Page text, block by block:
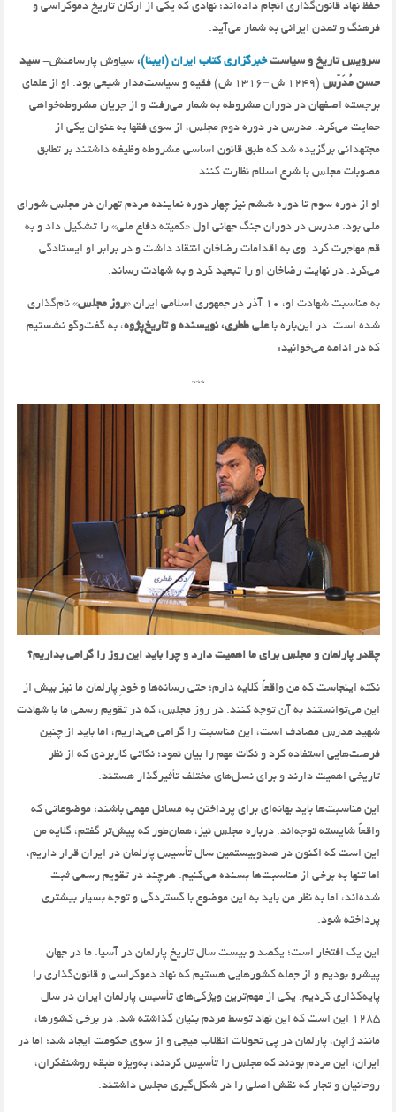
حفظ نهاد قانون‌گذاری انجام داده‌اند؛ نهادی که یکی از ارکان تاریخ دموکراسی و
فرهنگ و تمدن ایرانی به شمار می‌آید.
سرویس تاریخ و سیاست خبرگزاری کتاب ایران (ایبنا)، سیاوش پارسامنش- سید
حسن مُدَرّس‌
(۱۲۴۹ ش –۱۳۱۶ ش) فقیه و سیاست‌مدار شیعی بود. او از علمای
برجسته اصفهان در دوران مشروطه به شمار می‌رفت و از جریان مشروطه‌خواهی
حمایت می‌کرد. مدرس در دوره دوم مجلس، از سوی فقها به عنوان یکی از
مجتهدانی برگزیده شد که طبق قانون اساسی مشروطه وظیفه داشتند بر تطابق
مصوبات مجلس با شرع اسلام نظارت کنند.
او از دوره سوم تا دوره ششم نیز چهار دوره نماینده مردم تهران در مجلس شورای
ملی بود. مدرس در دوران جنگ جهانی اول «کمیته دفاع ملی» را تشکیل داد و به
قم مهاجرت کرد. وی به اقدامات رضاخان انتقاد داشت و در برابر او ایستادگی
می‌کرد. در نهایت رضاخان او را تبعید کرد و به شهادت رساند.
به مناسبت شهادت او، ۱۰ آذر در جمهوری اسلامی ایران « روز مجلس» نام‌گذاری
شده است. در این‌باره با علی ططری، نویسنده و تاریخ‌پژوه، به گفت‌وگو نشستیم
که در ادامه می‌خوانید:
***
چقدر پارلمان و مجلس برای ما اهمیت دارد و چرا باید این روز را گرامی بداریم؟
نکته اینجاست که من واقعاً گلایه دارم؛ حتی رسانه‌ها و خودِ پارلمان ما نیز بیش از
این می‌توانستند به آن توجه کنند. در روز مجلس، که در تقویم رسمی ما با شهادت
شهید مدرس مصادف است، این مناسبت را گرامی می‌داریم، اما باید از چنین
فرصت‌هایی استفاده کرد و نکات مهم را بیان نمود؛ نکاتی کاربردی که از نظر
تاریخی اهمیت دارند و برای نسل‌های مختلف تأثیرگذار هستند.
این مناسبت‌ها باید بهانه‌ای برای پرداختن به مسائل مهمی باشند؛ موضوعاتی که
واقعاً شایسته توجه‌اند. درباره مجلس نیز، همان‌طور که پیش‌تر گفتم، گلایه من
این است که اکنون در صدوبیستمین سال تأسیس پارلمان در ایران قرار داریم،
اما تنها به برخی از مناسبت‌ها بسنده می‌کنیم. هرچند در تقویم رسمی ثبت
شده‌اند، اما به نظر من باید به این موضوع با گستردگی و توجه بسیار بیشتری
پرداخته شود.
این یک افتخار است؛ یکصد و بیست سال تاریخ پارلمان در آسیا. ما در جهان
پیشرو بودیم و از جمله کشورهایی هستیم که نهاد دموکراسی و قانون‌گذاری را
پایه‌گذاری کردیم. یکی از مهم‌ترین ویژگی‌های تأسیس پارلمان ایران در سال
۱۲۸۵ این است که این نهاد توسط مردم بنیان گذاشته شد. در برخی کشورها،
مانند ژاپن، پارلمان در پی تحولات انقلاب میجی و از سوی حکومت ایجاد شد؛ اما در
ایران، این مردم بودند که مجلس را تأسیس کردند، به‌ویژه طبقه روشنفکران،
روحانیان و تجار که نقش اصلی را در شکل‌گیری مجلس داشتند.